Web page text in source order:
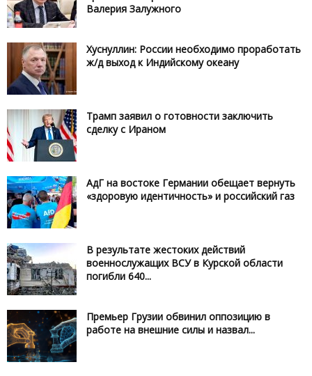
Валерия Залужного
Хуснуллин: России необходимо проработать
ж/д выход к Индийскому океану
Трамп заявил о готовности заключить
сделку с Ираном
АдГ на востоке Германии обещает вернуть
«здоровую идентичность» и российский газ
В результате жестоких действий
военнослужащих ВСУ в Курской области
погибли 640...
Премьер Грузии обвинил оппозицию в
работе на внешние силы и назвал...